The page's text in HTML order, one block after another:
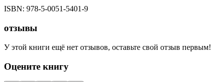
ISBN: 978-5-0051-5401-9
отзывы
У этой книги ещё нет отзывов, оставьте свой отзыв первым!
Оцените книгу